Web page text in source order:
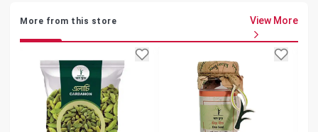
More from this store View More